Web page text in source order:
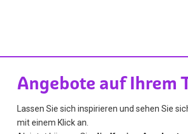
Angebote auf Ihrem
Lassen Sie sich inspirieren und sehen Sie
mit einem Klick an.